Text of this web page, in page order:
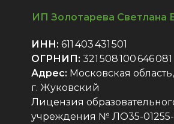
ИНН: 611 403 431 501
ОГРНИП: 321 508 100 646 081
Адрес: Московская область,
г. Жуковский
Лицензия
учреждения № ЛО35-01255-
ИП Золотарева Светлана